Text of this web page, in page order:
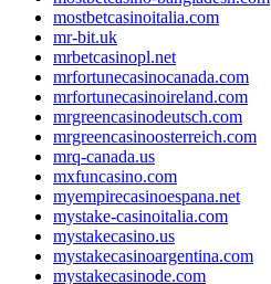
mostbetcasinoitalia.com
mr-bit.uk
mrbetcasinopl.net
mrfortunecasinocanada.com
mrfortunecasinoireland.com
mrgreencasinodeutsch.com
mrgreencasinoosterreich.com
mrq-canada.us
mxfuncasino.com
myempirecasinoespana.net
mystake-casinoitalia.com
mystakecasino.us
mystakecasinoargentina.com
mystakecasinode.com